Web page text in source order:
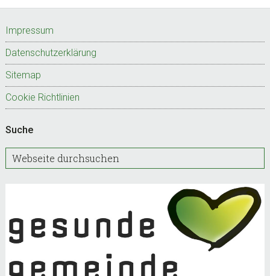
Footer
Impressum
Datenschutzerklärung
Sitemap
Cookie Richtlinien
Suche
W
e
e